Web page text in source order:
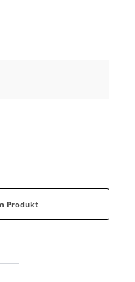
Produkt